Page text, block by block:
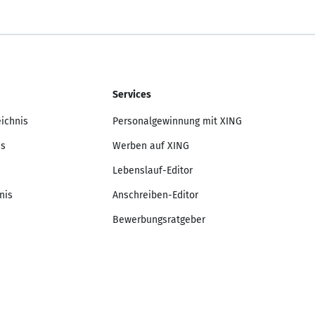
Services
Personalgewinnung mit XING
Werben auf XING
Lebenslauf-Editor
Anschreiben-Editor
Bewerbungsratgeber